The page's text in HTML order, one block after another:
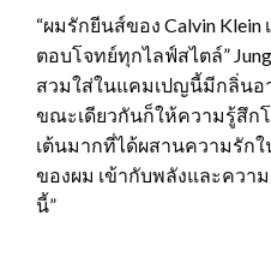
“ผมรักยีนส์ของ Calvin
ตอบโจทย์ทุกไลฟ์สไตล์”
สวมใส่ในแคมเปญนี้มีกลิ่นอ
ขณะเดียวกันก็ให้ความรู้สึก
เต้นมากที่ได้ผสานความรัก
ของผม เข้ากับพลังและคว
นี้”